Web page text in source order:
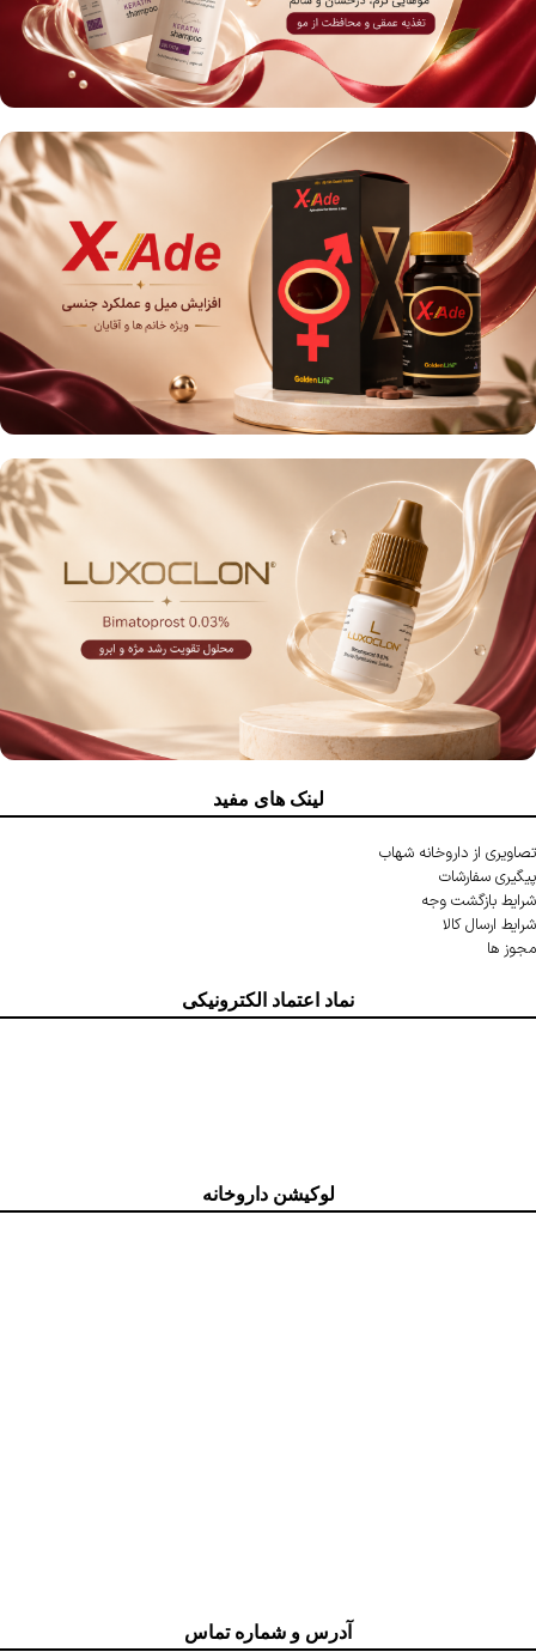
لینک های مفید
تصاویری از داروخانه شهاب
پیگیری سفارشات
شرایط بازگشت وجه
شرایط ارسال کالا
مجوز ها
نماد اعتماد الکترونیکی
لوکیشن داروخانه
آدرس و شماره تماس